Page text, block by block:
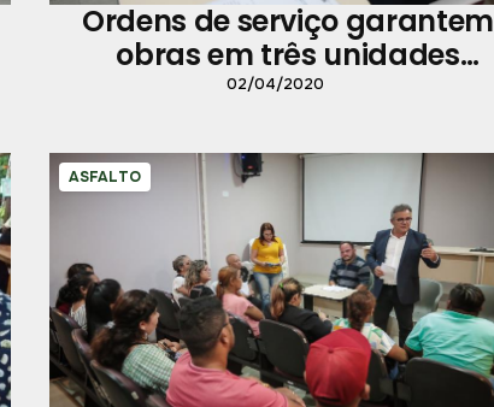
Ordens de serviço garantem
obras em três unidades
educacionais
02/04/2020
ASFALTO